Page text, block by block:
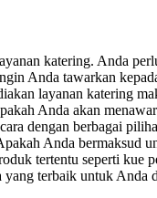
katering. Anda
Anda tawarkan
layanan katering
Anda akan
dengan berbagai
Anda bermaksud
tertentu seperti kue
yang terbaik untuk Anda